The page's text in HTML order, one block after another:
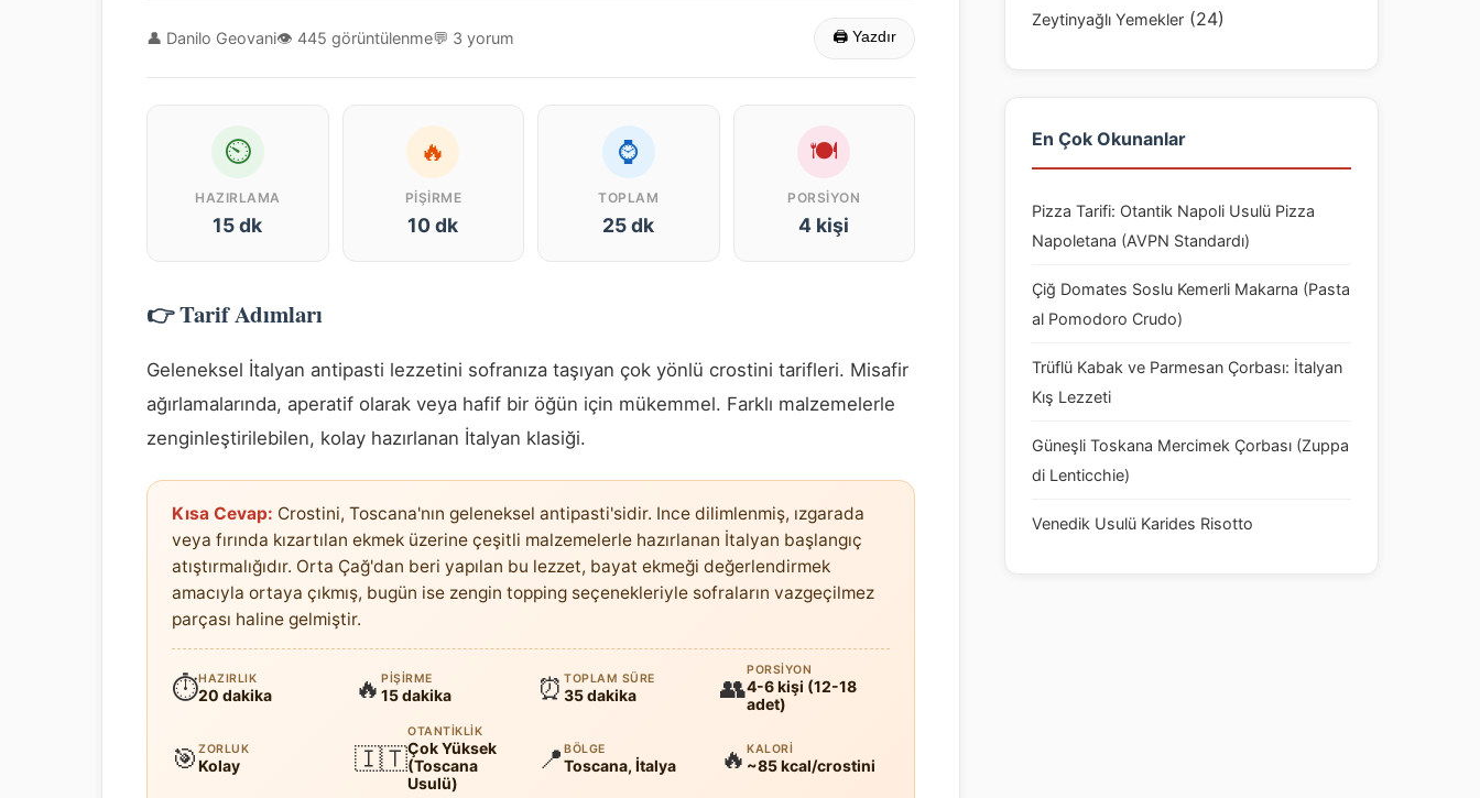
👤 Danilo Geovani👁 445 görüntülenme💬 3 yorum 🖨 Yazdır
⏲
HAZIRLAMA
15 dk
🔥
PIŞIRME
10 dk
⌚
TOPLAM
25 dk
🍽
PORSIYON
4 kişi
👉 Tarif Adımları
Geleneksel İtalyan antipasti lezzetini sofranıza taşıyan çok yönlü crostini tarifleri. Misafir
ağırlamalarında, aperatif olarak veya hafif bir öğün için mükemmel. Farklı malzemelerle
zenginleştirilebilen, kolay hazırlanan İtalyan klasiği.
Kısa Cevap: Crostini, Toscana'nın geleneksel antipasti'sidir. Ince dilimlenmiş, ızgarada
veya fırında kızartılan ekmek üzerine çeşitli malzemelerle hazırlanan İtalyan başlangıç
atıştırmalığıdır. Orta Çağ'dan beri yapılan bu lezzet, bayat ekmeği değerlendirmek
amacıyla ortaya çıkmış, bugün ise zengin topping seçenekleriyle sofraların vazgeçilmez
parçası haline gelmiştir.
⏱HAZIRLIK
20 dakika 🔥 PIŞIRME
15 dakika ⏰ TOPLAM SÜRE
35 dakika 👥
PORSIYON
4-6 kişi (12-18
adet)
🎯 ZORLUK
Kolay 🇮🇹
OTANTIKLIK
Çok Yüksek
(Toscana
Usulü)
📍 BÖLGE
Toscana, İtalya 🔥 KALORI
~85 kcal/crostini
Zeytinyağlı Yemekler (24)
En Çok Okunanlar
Pizza Tarifi: Otantik Napoli Usulü Pizza
Napoletana (AVPN Standardı)
Çiğ Domates Soslu Kemerli Makarna (Pasta
al Pomodoro Crudo)
Trüflü Kabak ve Parmesan Çorbası: İtalyan
Kış Lezzeti
Güneşli Toskana Mercimek Çorbası (Zuppa
di Lenticchie)
Venedik Usulü Karides Risotto